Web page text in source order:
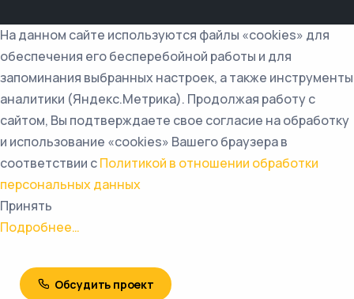
На данном сайте используются файлы «cookies» для
обеспечения его бесперебойной работы и для
запоминания выбранных настроек, а также инструменты
аналитики (Яндекс.Метрика). Продолжая работу с
сайтом, Вы подтверждаете свое согласие на обработку
и использование «cookies» Вашего браузера в
соответствии сПолитикой в отношении обработки
персональных данных
Принять
Подробнее…
Обсудить проект